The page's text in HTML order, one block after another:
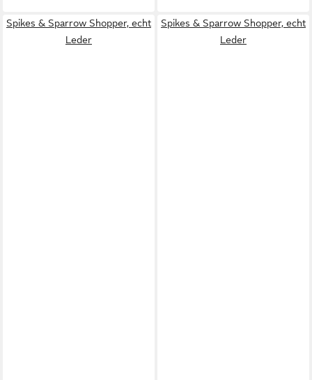
Spikes & Sparrow Shopper, echt
Leder
Spikes & Sparrow Shopper, echt
Leder